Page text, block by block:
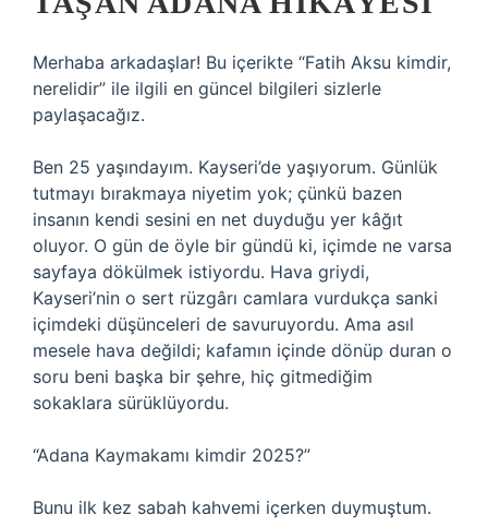
Merhaba arkadaşlar! Bu içerikte “Fatih Aksu kimdir,
nerelidir” ile ilgili en güncel bilgileri sizlerle
paylaşacağız.
Ben 25 yaşındayım. Kayseri’de yaşıyorum. Günlük
tutmayı bırakmaya niyetim yok; çünkü bazen
insanın kendi sesini en net duyduğu yer kâğıt
oluyor. O gün de öyle bir gündü ki, içimde ne varsa
sayfaya dökülmek istiyordu. Hava griydi,
Kayseri’nin o sert rüzgârı camlara vurdukça sanki
içimdeki düşünceleri de savuruyordu. Ama asıl
mesele hava değildi; kafamın içinde dönüp duran o
soru beni başka bir şehre, hiç gitmediğim
sokaklara sürüklüyordu.
“Adana Kaymakamı kimdir 2025?”
Bunu ilk kez sabah kahvemi içerken duymuştum.